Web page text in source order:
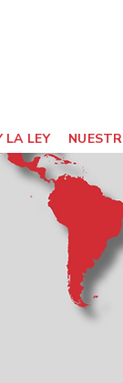
LA LEY